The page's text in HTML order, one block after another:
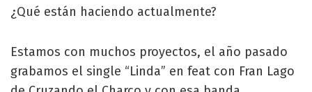
¿Qué están haciendo actualmente?
Estamos con muchos proyectos, el año pasado
grabamos el single “Linda” en feat con Fran Lago